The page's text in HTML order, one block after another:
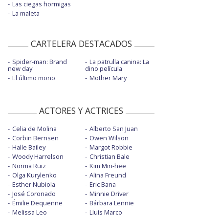
Las ciegas hormigas
La maleta
CARTELERA DESTACADOS
Spider-man: Brand
new day
El último mono
La patrulla canina: La
dino película
Mother Mary
ACTORES Y ACTRICES
Celia de Molina
Corbin Bernsen
Halle Bailey
Woody Harrelson
Norma Ruiz
Olga Kurylenko
Esther Nubiola
José Coronado
Émilie Dequenne
Melissa Leo
Alberto San Juan
Owen Wilson
Margot Robbie
Christian Bale
Kim Min-hee
Alina Freund
Eric Bana
Minnie Driver
Bárbara Lennie
Lluís Marco